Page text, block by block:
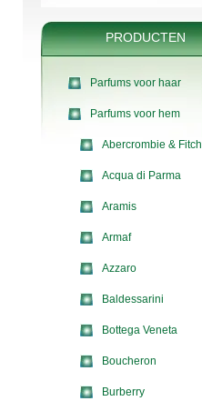
PRODUCTEN
Parfums voor haar
Parfums voor hem
Abercrombie & Fitch
Acqua di Parma
Aramis
Armaf
Azzaro
Baldessarini
Bottega Veneta
Boucheron
Burberry